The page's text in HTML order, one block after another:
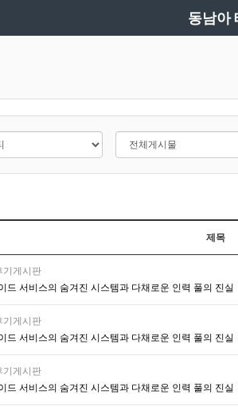
동남아
제목
기게시판
드 서비스의 숨겨진 시스템과 다채로운 인력 풀의 진실
기게시판
드 서비스의 숨겨진 시스템과 다채로운 인력 풀의 진실
기게시판
드 서비스의 숨겨진 시스템과 다채로운 인력 풀의 진실